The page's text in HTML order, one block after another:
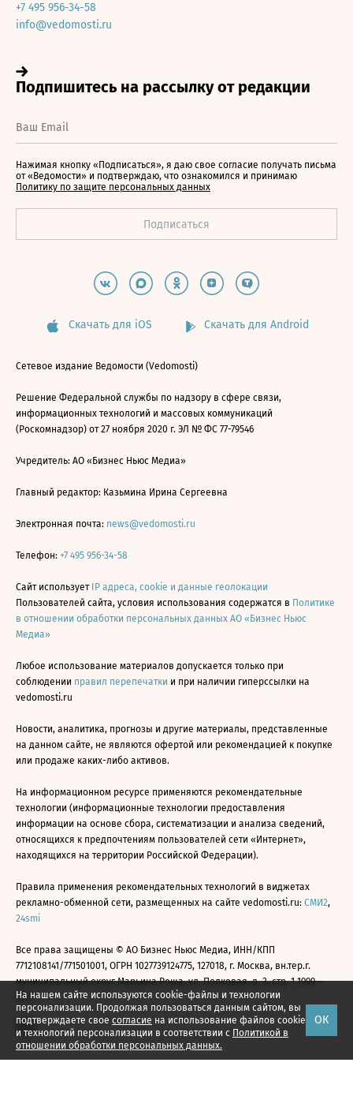
На нашем сайте используются cookie-файлы и технологии
персонализации. Продолжая пользоваться данным сайтом, вы
подтверждаете свое согласие на использование файлов cookie
и технологий персонализации в соответствии с Политикой в
отношении обработки персональных данных.
ОК
+7 495 956-34-58
info@vedomosti.ru
Нажимая кнопку «Подписаться», я даю свое согласие получать письма
от «Ведомости» и подтверждаю, что ознакомился и принимаю
Политику по защите персональных данных
Скачать для iOS Скачать для Android
Сетевое издание Ведомости (Vedomosti)
Решение Федеральной службы по надзору в сфере связи,
информационных технологий и массовых коммуникаций
(Роскомнадзор) от 27 ноября 2020 г. ЭЛ № ФС 77-79546
Учредитель: АО «Бизнес Ньюс Медиа»
Главный редактор: Казьмина Ирина Сергеевна
Электронная почта: news@vedomosti.ru
Телефон: +7 495 956-34-58
Сайт использует IP адреса, cookie и данные геолокации
Пользователей сайта, условия использования содержатся в Политике
в отношении обработки персональных данных АО «Бизнес Ньюс
Медиа»
Любое использование материалов допускается только при
соблюдении правил перепечатки и при наличии гиперссылки на
vedomosti.ru
Новости, аналитика, прогнозы и другие материалы, представленные
на данном сайте, не являются офертой или рекомендацией к покупке
или продаже каких-либо активов.
На информационном ресурсе применяются рекомендательные
технологии (информационные технологии предоставления
информации на основе сбора, систематизации и анализа сведений,
относящихся к предпочтениям пользователей сети «Интернет»,
находящихся на территории Российской Федерации).
Правила применения рекомендательных технологий в виджетах
рекламно-обменной сети, размещенных на сайте vedomosti.ru: СМИ2,
24smi
Все права защищены © АО Бизнес Ньюс Медиа, ИНН/КПП
7712108141/771501001, ОГРН 1027739124775, 127018, г. Москва, вн.тер.г.
муниципальный округ Марьина Роща, ул. Полковая, д. 3, стр. 1 1999—
2026